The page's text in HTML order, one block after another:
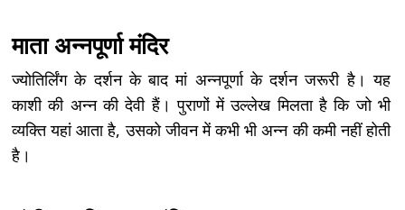
माता अन्‍नपूर्णा मंदिर
ज्योतिर्लिंग के दर्शन के बाद मां अन्नपूर्णा के दर्शन जरूरी है। यह
काशी की अन्न की देवी हैं। पुराणों में उल्लेख मिलता है कि जो भी
व्यक्ति यहां आता है, उसको जीवन में कभी भी अन्न की कमी नहीं होती
है।